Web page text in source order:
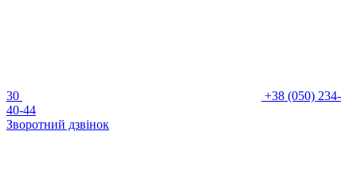
30
+38 (050) 234-
40-44
Зворотний дзвінок